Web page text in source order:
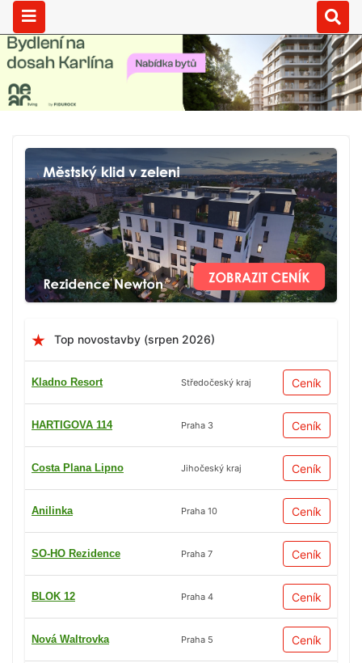
Top novostavby (srpen 2026)
Kladno Resort Středočeský kraj Ceník
HARTIGOVA 114 Praha 3 Ceník
Costa Plana Lipno Jihočeský kraj Ceník
Anilinka Praha 10 Ceník
SO-HO Rezidence Praha 7 Ceník
BLOK 12 Praha 4 Ceník
Nová Waltrovka Praha 5 Ceník